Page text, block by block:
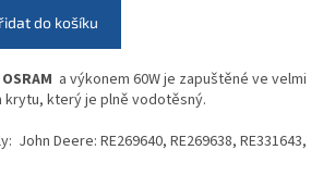
do košíku
OSRAM a výkonem 60W je zapuštěné ve velmi
který je plně vodotěsný.
John Deere: RE269640, RE269638, RE331643,